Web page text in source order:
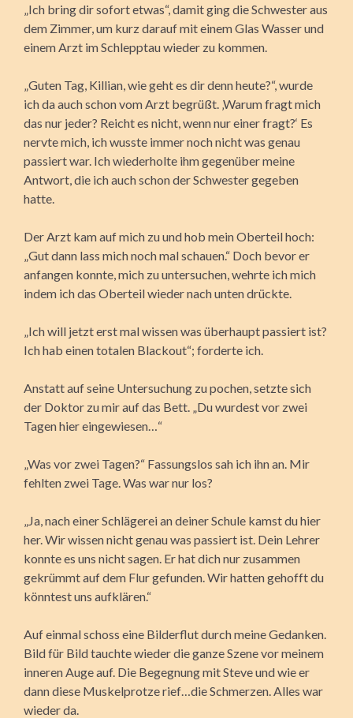
„Ich bring dir sofort etwas“, damit ging die Schwester aus
dem Zimmer, um kurz darauf mit einem Glas Wasser und
einem Arzt im Schlepptau wieder zu kommen.
„Guten Tag, Killian, wie geht es dir denn heute?“, wurde
ich da auch schon vom Arzt begrüßt. ‚Warum fragt mich
das nur jeder? Reicht es nicht, wenn nur einer fragt?‘ Es
nervte mich, ich wusste immer noch nicht was genau
passiert war. Ich wiederholte ihm gegenüber meine
Antwort, die ich auch schon der Schwester gegeben
hatte.
Der Arzt kam auf mich zu und hob mein Oberteil hoch:
„Gut dann lass mich noch mal schauen.“ Doch bevor er
anfangen konnte, mich zu untersuchen, wehrte ich mich
indem ich das Oberteil wieder nach unten drückte.
„Ich will jetzt erst mal wissen was überhaupt passiert ist?
Ich hab einen totalen Blackout“; forderte ich.
Anstatt auf seine Untersuchung zu pochen, setzte sich
der Doktor zu mir auf das Bett. „Du wurdest vor zwei
Tagen hier eingewiesen…“
„Was vor zwei Tagen?“ Fassungslos sah ich ihn an. Mir
fehlten zwei Tage. Was war nur los?
„Ja, nach einer Schlägerei an deiner Schule kamst du hier
her. Wir wissen nicht genau was passiert ist. Dein Lehrer
konnte es uns nicht sagen. Er hat dich nur zusammen
gekrümmt auf dem Flur gefunden. Wir hatten gehofft du
könntest uns aufklären.“
Auf einmal schoss eine Bilderflut durch meine Gedanken.
Bild für Bild tauchte wieder die ganze Szene vor meinem
inneren Auge auf. Die Begegnung mit Steve und wie er
dann diese Muskelprotze rief…die Schmerzen. Alles war
wieder da.